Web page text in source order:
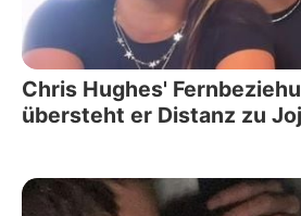
Chris Hughes'
übersteht er Distanz zu